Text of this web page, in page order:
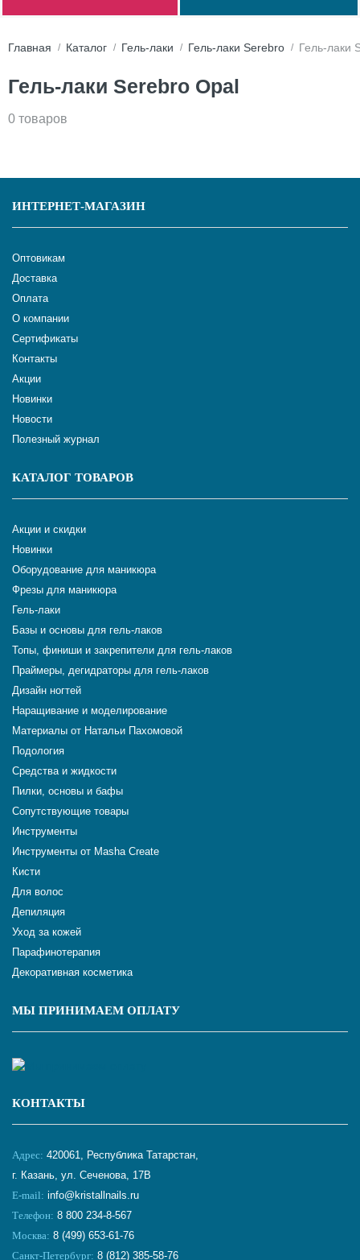
Главная Каталог Гель-лаки Гель-лаки Serebro Гель-лаки
Гель-лаки Serebro Opal
0 товаров
ИНТЕРНЕТ-МАГАЗИН
Оптовикам
Доставка
Оплата
О компании
Сертификаты
Контакты
Акции
Новинки
Новости
Полезный журнал
КАТАЛОГ ТОВАРОВ
Акции и скидки
Новинки
Оборудование для маникюра
Фрезы для маникюра
Гель-лаки
Базы и основы для гель-лаков
Топы, финиши и закрепители для гель-лаков
Праймеры, дегидраторы для гель-лаков
Дизайн ногтей
Наращивание и моделирование
Материалы от Натальи Пахомовой
Подология
Средства и жидкости
Пилки, основы и бафы
Сопутствующие товары
Инструменты
Инструменты от Masha Create
Кисти
Для волос
Депиляция
Уход за кожей
Парафинотерапия
Декоративная косметика
МЫ ПРИНИМАЕМ ОПЛАТУ
КОНТАКТЫ
Адрес: 420061, Республика Татарстан,
г. Казань, ул. Сеченова, 17В
E-mail: info@kristallnails.ru
Телефон: 8 800 234-8-567
Москва: 8 (499) 653-61-76
Санкт-Петербург: 8 (812) 385-58-76